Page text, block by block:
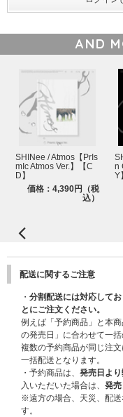
●RaIn Ceremony Ver.
- フォトブック (32P)
- CD
- ステッカー (5種)
- 折りたたみポスター (1種)
- フォトカード (4種中ラン
商品サイズ：135*190(mm)
●SMInI Ver. (4種)
- カバー (4種)
- キーリングボールチェー
- Music NFC CD (1種)
- フォトカード (４種中ラ
商品サイズ：
●Weather Rock Ver.
- ユーザーマニュアル (1種)
- フォトカード (４種中ラン
商品サイズ：121*95(mm)
※構成内容は制作元の事情
ご了承ください。
AND
SHINee / Atmos【PrIs
mIc Atmos Ver.】【C
D】
価格：4,390円（税
込）
n
Y
配送に関するご注意
・ 分割配送には対応して
とにご注文ください。
例えば「予約商品」と本
の発売日」に合わせて一括
複数の予約商品が同じ注
一括配送となります。
・予約商品は、 発売日よ
入いただいた場合は、 発
※遠方の場合、天災、配送
す。